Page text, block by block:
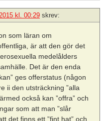
kl. 00:29 skrev:
som läran om
är att den gör det
medelålders
Det är den enda
ges offerstatus (någon
ii den utsträckning ”alla
också kan ”offra” och
som att man ”slår
det finns ett ”fint hat” och